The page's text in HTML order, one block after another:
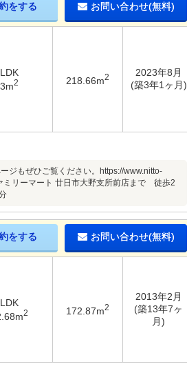
をする お問い合わせ(無料)
2 218.66m2
2023年8月
(築3年1ヶ月)
ジもぜひご覧ください。https://www.nitto-
リーマート 廿日市大野支所前店まで 徒歩2
をする お問い合わせ(無料)
2 172.87m2
2013年2月
(築13年7ヶ
月)